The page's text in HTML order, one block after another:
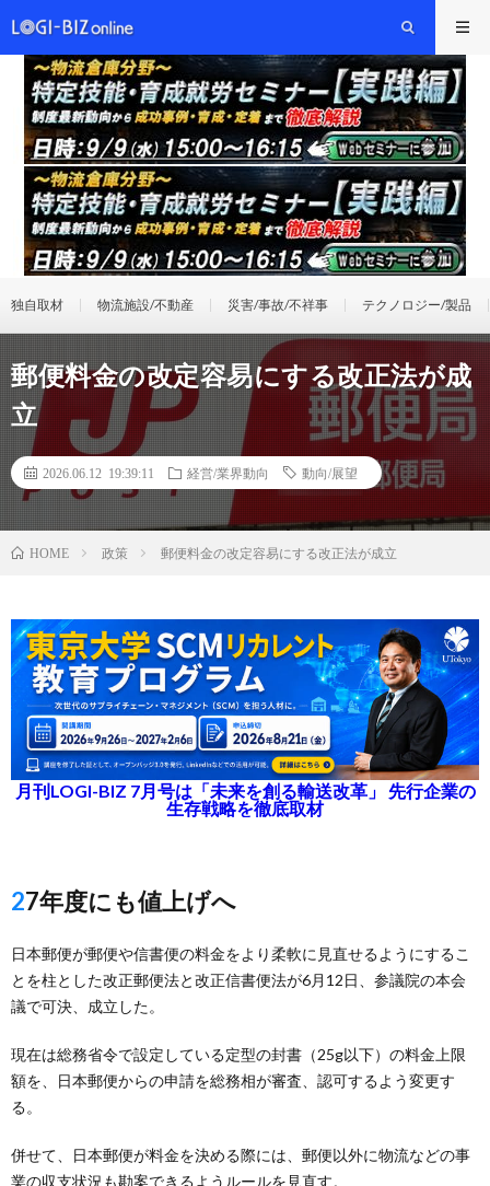
独自取材 物流施設/不動産 災害/事故/不祥事 テクノロジー/製品
郵便料金の改定容易にする改正法が成
立
2026.06.12 19:39:11 経営/業界動向 動向/展望
HOME 政策 郵便料金の改定容易にする改正法が成立
月刊LOGI-BIZ 7月号は「未来を創る輸送改革」 先行企業の
生存戦略を徹底取材
27年度にも値上げへ
日本郵便が郵便や信書便の料金をより柔軟に見直せるようにするこ
とを柱とした改正郵便法と改正信書便法が6月12日、参議院の本会
議で可決、成立した。
現在は総務省令で設定している定型の封書（25g以下）の料金上限
額を、日本郵便からの申請を総務相が審査、認可するよう変更す
る。
併せて、日本郵便が料金を決める際には、郵便以外に物流などの事
業の収支状況も勘案できるようルールを見直す。